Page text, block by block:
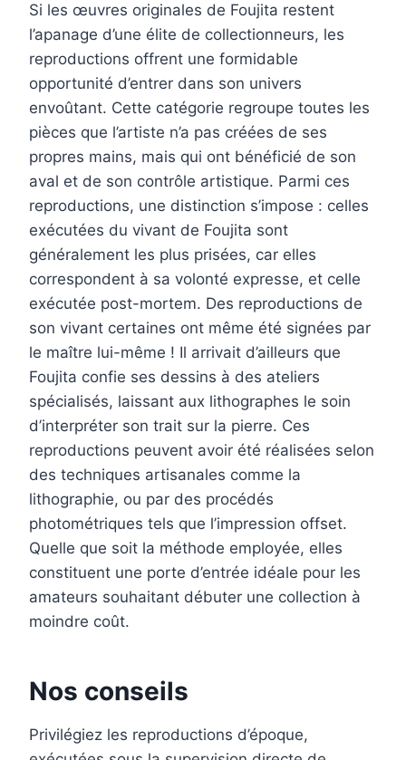
Si les œuvres originales de Foujita restent
l’apanage d’une élite de collectionneurs, les
reproductions offrent une formidable
opportunité d’entrer dans son univers
envoûtant. Cette catégorie regroupe toutes les
pièces que l’artiste n’a pas créées de ses
propres mains, mais qui ont bénéficié de son
aval et de son contrôle artistique. Parmi ces
reproductions, une distinction s’impose : celles
exécutées du vivant de Foujita sont
généralement les plus prisées, car elles
correspondent à sa volonté expresse, et celle
exécutée post-mortem. Des reproductions de
son vivant certaines ont même été signées par
le maître lui-même ! Il arrivait d’ailleurs que
Foujita confie ses dessins à des ateliers
spécialisés, laissant aux lithographes le soin
d’interpréter son trait sur la pierre. Ces
reproductions peuvent avoir été réalisées selon
des techniques artisanales comme la
lithographie, ou par des procédés
photométriques tels que l’impression offset.
Quelle que soit la méthode employée, elles
constituent une porte d’entrée idéale pour les
amateurs souhaitant débuter une collection à
moindre coût.
Nos conseils
Privilégiez les reproductions d’époque,